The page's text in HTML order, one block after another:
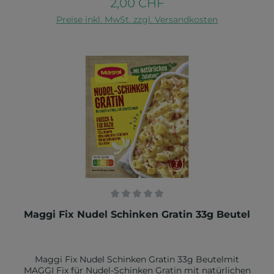
Pfeffer), WEIZENMEHL*, Jodsalz (Salz, Kaliumjodat),
natürliche Aromen*, Würze* (aus WEIZEN), Salz,
GLUTEN und SOJA enthalten.
Regulärer Preis:
2,00 CHF
Preise inkl. MwSt. zzgl. Versandkosten
In den Warenkorb
Durchschnittliche Bewertung von 0 von 5 Sternen
Maggi Fix Nudel Schinken Gratin 33g Beutel
Maggi Fix Nudel Schinken Gratin 33g Beutelmit
MAGGI Fix für Nudel-Schinken Gratin mit natürlichen